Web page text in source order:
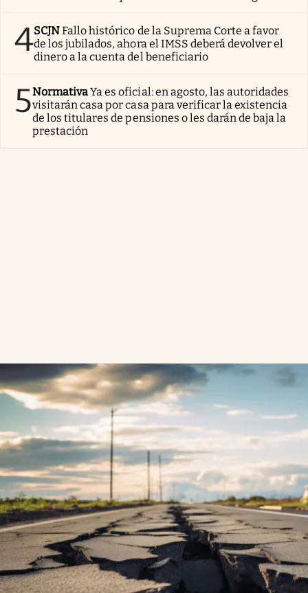
4SCJNFallo histórico de la Suprema Corte a favor
de los jubilados, ahora el IMSS deberá devolver el
dinero a la cuenta del beneficiario
5NormativaYa es oficial: en agosto, las autoridades
visitarán casa por casa para verificar la existencia
de los titulares de pensiones o les darán de baja la
prestación